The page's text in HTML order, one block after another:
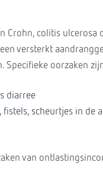
Crohn, colitis ulcerosa
versterkt
Specifieke oorzaken
diarree
scheurtjes in de
van